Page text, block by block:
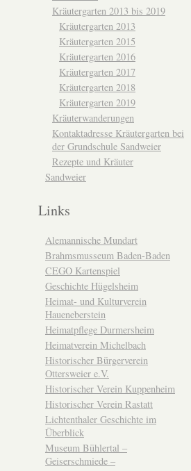
Kräutergarten 2013 bis 2019
Kräutergarten 2013
Kräutergarten 2015
Kräutergarten 2016
Kräutergarten 2017
Kräutergarten 2018
Kräutergarten 2019
Kräuterwanderungen
Kontaktadresse Kräutergarten bei
der Grundschule Sandweier
Rezepte und Kräuter
Sandweier
Links
Alemannische Mundart
Brahmsmusseum Baden-Baden
CEGO Kartenspiel
Geschichte Hügelsheim
Heimat- und Kulturverein
Haueneberstein
Heimatpflege Durmersheim
Heimatverein Michelbach
Historischer Bürgerverein
Ottersweier e.V.
Historischer Verein Kuppenheim
Historischer Verein Rastatt
Lichtenthaler Geschichte im
Überblick
Museum Bühlertal –
Geiserschmiede –